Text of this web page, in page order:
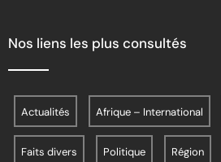
Nos liens les plus consultés
Actualités Afrique – International
Faits divers Politique Région